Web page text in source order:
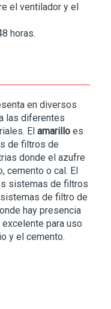
el ventilador y el
horas.
en diversos
las diferentes
El amarillo es
de filtros de
donde el azufre
cemento o cal. El
sistemas de filtros
de filtro de
hay presencia
para uso
y el cemento.